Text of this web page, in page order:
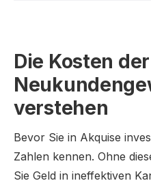
Die Kosten der
verstehen
Bevor Sie in Akquise
Zahlen kennen. Ohne
Sie Geld in ineffektiven